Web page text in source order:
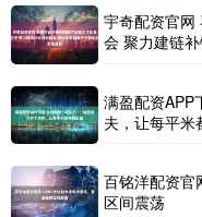
宇奇配资官网
会 聚力建链
满盈配资APP
夫，让每平米
百铭洋配资官
区间震荡